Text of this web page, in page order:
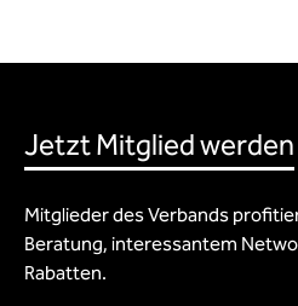
Jetzt Mitglied werden
Mitglieder des Verbands
Beratung, interessantem
Rabatten.